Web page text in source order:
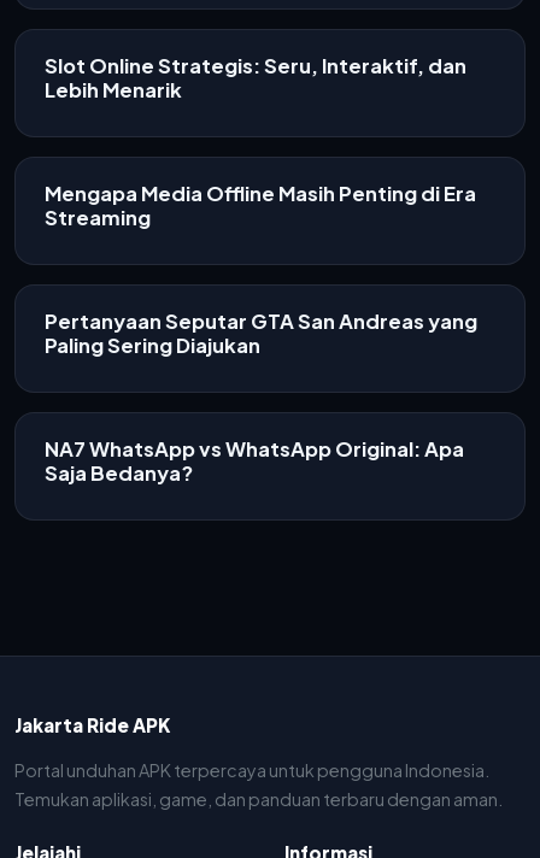
Slot Online Strategis: Seru, Interaktif, dan
Lebih Menarik
Mengapa Media Offline Masih Penting di Era
Streaming
Pertanyaan Seputar GTA San Andreas yang
Paling Sering Diajukan
NA7 WhatsApp vs WhatsApp Original: Apa
Saja Bedanya?
Jakarta Ride APK
Portal unduhan APK terpercaya untuk pengguna Indonesia.
Temukan aplikasi, game, dan panduan terbaru dengan aman.
Jelajahi Informasi